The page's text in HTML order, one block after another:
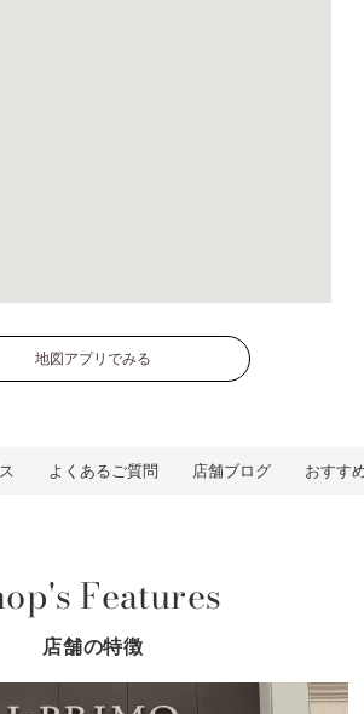
地図アプリでみる
よくあるご質問 店舗ブログ おすす
Features
店舗の特徴